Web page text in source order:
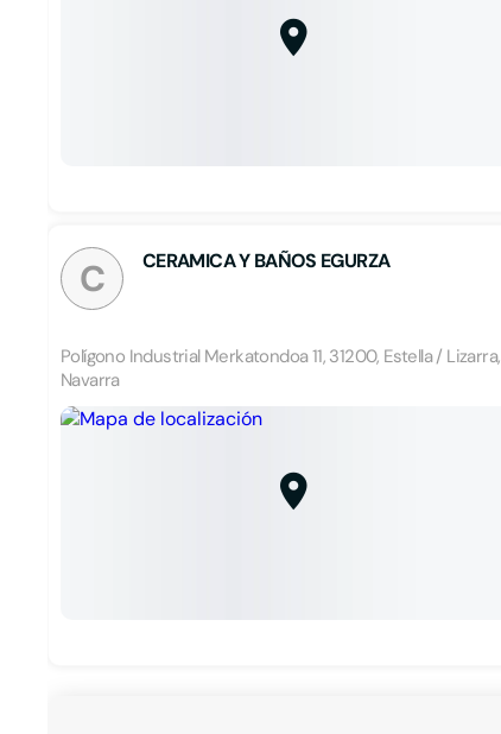
C CERAMICA Y BAÑOS EGURZA
Polígono Industrial Merkatondoa 11, 31200, Estella / Lizarra,
Navarra